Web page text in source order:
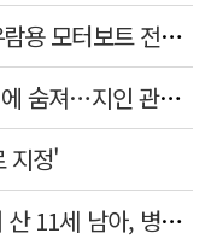
전남 여수 오동도 해상서 5명 탄 유람용 모터보트 전복…2명 숨져
서울 면목동서 60대 남성 2명 흉기에 숨져…지인 관계로 추정
지정'
"침대에 결박, 탈진"…평생 교회서 산 11세 남아, 병원 이송 끝 숨져